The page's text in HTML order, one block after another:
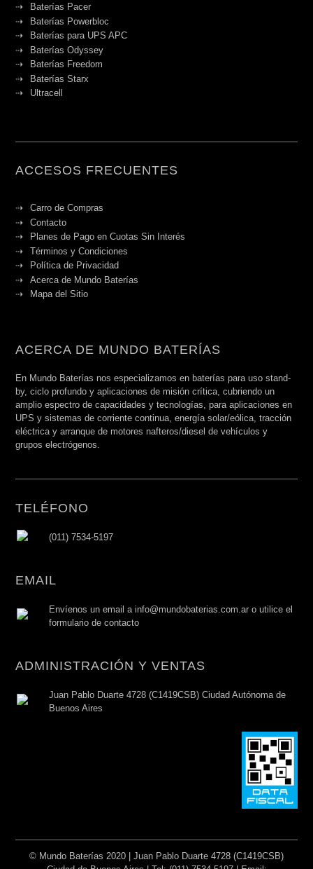
Baterías Pacer
Baterías Powerbloc
Baterías para UPS APC
Baterías Odyssey
Baterías Freedom
Baterías Starx
Ultracell
ACCESOS FRECUENTES
Carro de Compras
Contacto
Planes de Pago en Cuotas Sin Interés
Términos y Condiciones
Política de Privacidad
Acerca de Mundo Baterías
Mapa del Sitio
ACERCA DE MUNDO BATERÍAS
En Mundo Baterías nos especializamos en baterías para uso stand-
by, ciclo profundo y aplicaciones de misión crítica, cubriendo un
amplio espectro de capacidades y tecnologías, para aplicaciones en
UPS y sistemas de corriente continua, energía solar/eólica, tracción
eléctrica y arranque de motores nafteros/diesel de vehículos y
grupos electrógenos.
TELÉFONO
(011) 7534-5197
EMAIL
Envíenos un email a info@mundobaterias.com.ar o utilice el
formulario de contacto
ADMINISTRACIÓN Y VENTAS
Juan Pablo Duarte 4728 (C1419CSB) Ciudad Autónoma de
Buenos Aires
© Mundo Baterías 2020 | Juan Pablo Duarte 4728 (C1419CSB)